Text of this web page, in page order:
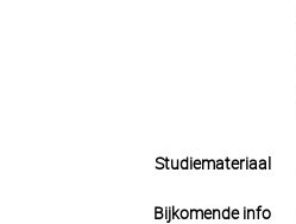
Studiemateriaal
Bijkomende info